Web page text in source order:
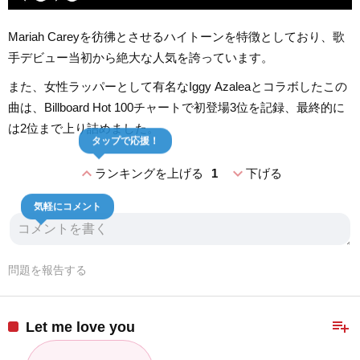
Mariah Careyを彷彿とさせるハイトーンを特徴としており、歌
手デビュー当初から絶大な人気を誇っています。
また、女性ラッパーとして有名なIggy Azaleaとコラボしたこの
曲は、Billboard Hot 100チャートで初登場3位を記録、最終的に
は2位まで上り詰めました。
expand_lessランキングを上げる 1
タップで応援！
expand_more下げる
気軽にコメント
問題を報告する
playlist_add
Let me love you